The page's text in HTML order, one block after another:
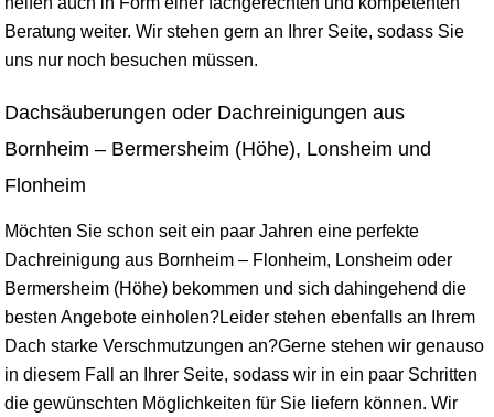
Beratung weiter. Wir stehen gern an Ihrer Seite, sodass Sie
uns nur noch besuchen müssen.
Dachsäuberungen oder Dachreinigungen aus
Bornheim – Bermersheim (Höhe), Lonsheim und
Flonheim
Möchten Sie schon seit ein paar Jahren eine perfekte
Dachreinigung aus Bornheim – Flonheim, Lonsheim oder
Bermersheim (Höhe) bekommen und sich dahingehend die
besten Angebote einholen?Leider stehen ebenfalls an Ihrem
Dach starke Verschmutzungen an?Gerne stehen wir genauso
in diesem Fall an Ihrer Seite, sodass wir in ein paar Schritten
die gewünschten Möglichkeiten für Sie liefern können. Wir